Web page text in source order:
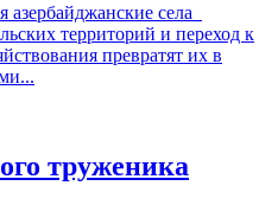
азербайджанские села
территорий и переход к
превратят их в
труженика